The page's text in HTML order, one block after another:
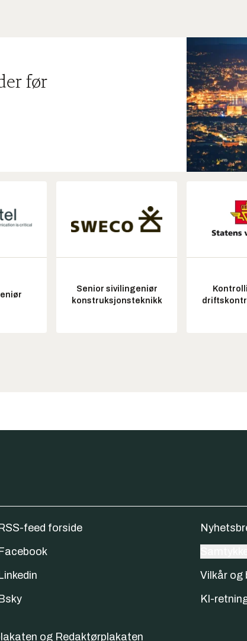
før
Senior sivilingeniør
konstruksjonsteknikk
feed forside
Vilkår og
KI-
og Redaktørplakaten